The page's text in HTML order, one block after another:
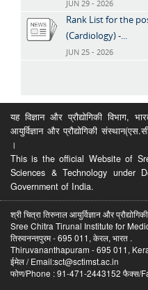
JUN 29 - 2026
Rank List for the
(Cardiology) -...
JUN 25 - 2026
यह विज्ञान और प्रौद्योगिकी विभाग,
आयुर्विज्ञान और प्रौद्योगिकी
।
This is the official Website of
Sciences & Technology under
Government of India.
श्री चित्रा तिरुनाल आयुर्विज्ञान और
Sree Chitra Tirunal Institute for
तिरुवनन्तपुरम - 695 011, केरल, भारत .
Thiruvananthapuram - 695 011,
ईमेल / Email:sct@sctimst.ac.in
फोण/Phone : 91-471-2443152 फैक्स/